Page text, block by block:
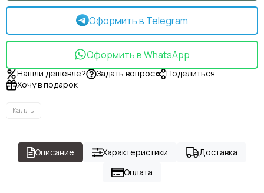
Оформить в Telegram
Оформить в WhatsApp
Нашли дешевле? Задать вопрос
Поделиться
Хочу в подарок
Каллы
Описание Характеристики
Доставка
Оплата